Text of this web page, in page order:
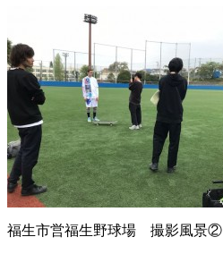
福生市営福生野球場 撮影風景②